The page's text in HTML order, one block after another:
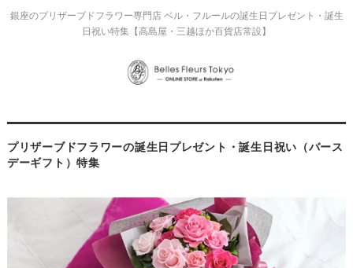
銀座のプリザーブドフラワー専門店 ベル・フルールの誕生日プレゼント・誕生
日祝い特集【高島屋・三越ほか百貨店常設】
プリザーブドフラワーの誕生日プレゼント・誕生日祝い（バース
デーギフト）特集